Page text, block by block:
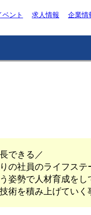
ベント 求人情報 企業情
できる／
の社員のライフス
姿勢で人材育成をし
術を積み上げてい